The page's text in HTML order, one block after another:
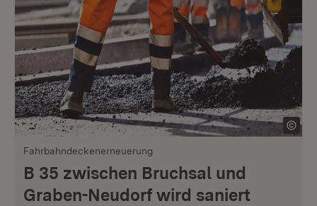
Fahrbahndeckenerneuerung
B 35 zwischen Bruchsal und
Graben-Neudorf wird saniert